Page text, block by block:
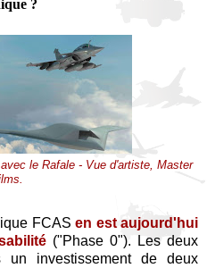
?
le Rafale - Vue d'artiste, Master
FCAS en est aujourd'hui
("Phase 0"). Les deux
investissement de deux